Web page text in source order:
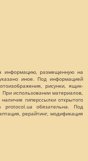
информацию, размещенную на
иное. Под информацией
рисунки, ящик-
использовании материалов,
гиперссылки открытого
protocol.ua обязательна. Под
рерайтинг, модификация